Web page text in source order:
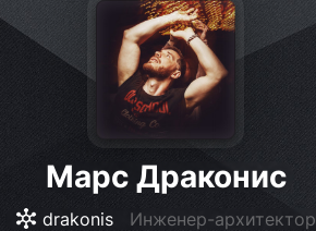
Марс Драконис
drakonis Инженер-архитектор